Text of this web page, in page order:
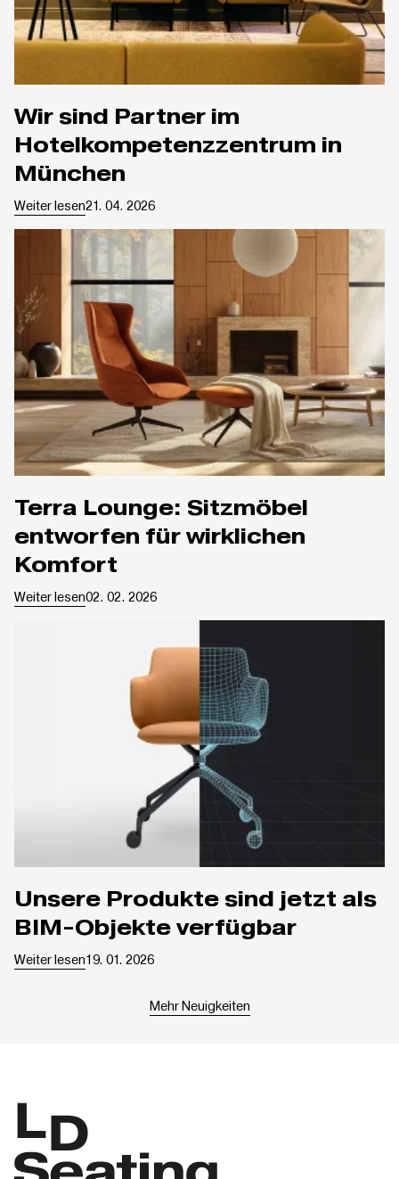
Wir sind Partner im
Hotelkompetenzzentrum in
München
Weiter lesen21. 04. 2026
Terra Lounge: Sitzmöbel
entworfen für wirklichen
Komfort
Weiter lesen02. 02. 2026
Unsere Produkte sind jetzt als
BIM-Objekte verfügbar
Weiter lesen19. 01. 2026
Mehr Neuigkeiten